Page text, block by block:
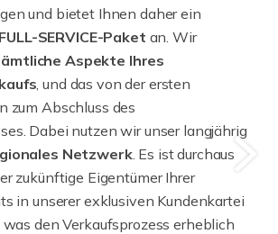
und bietet Ihnen daher ein
SERVICE-Paket an. Wir
Aspekte Ihres
, und das von der ersten
zum Abschluss des
Dabei nutzen wir unser langjährig
Netzwerk. Es ist durchaus
zukünftige Eigentümer Ihrer
in unserer exklusiven Kundenkartei
den Verkaufsprozess erheblich